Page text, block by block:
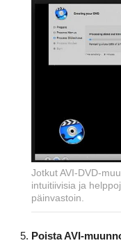
Jotkut AVI-DVD-
intuitiivisia ja
päinvastoin.
Poista AVI-